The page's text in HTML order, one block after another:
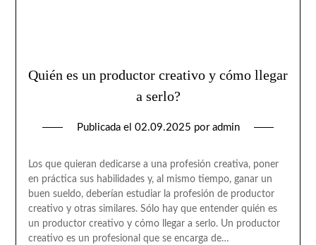
Quién es un productor creativo y cómo llegar
a serlo?
Publicada el 02.09.2025 por admin
Los que quieran dedicarse a una profesión creativa, poner
en práctica sus habilidades y, al mismo tiempo, ganar un
buen sueldo, deberían estudiar la profesión de productor
creativo y otras similares. Sólo hay que entender quién es
un productor creativo y cómo llegar a serlo. Un productor
creativo es un profesional que se encarga de…